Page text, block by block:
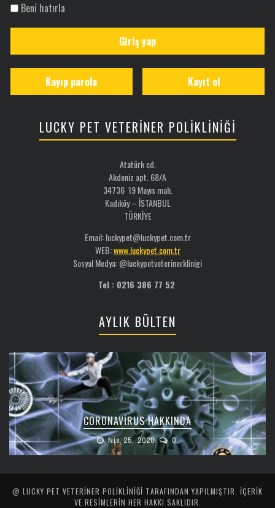
Beni hatırla
Giriş yap
Kayıt ol
Kayıp parola
LUCKY PET VETERİNER POLİKLİNİĞİ
Atatürk cd.
Akdeniz apt. 68/A
34736 19 Mayıs mah.
Kadıköy – İSTANBUL
TÜRKİYE
Email: luckypet@luckypet.com.tr
WEB:www.luckypet.com.tr
Sosyal Medya: @luckypetveterinerklinigi
Tel : 0216 386 77 52
AYLIK BÜLTEN
CORONAVIRUS HAKKINDA
Nis 25, 2020 0
@ LUCKY PET VETERINER POLIKLINIĞI TARAFINDAN YAPILMIŞTIR. İÇERIK
VE RESIMLERIN HER HAKKI SAKLIDIR.